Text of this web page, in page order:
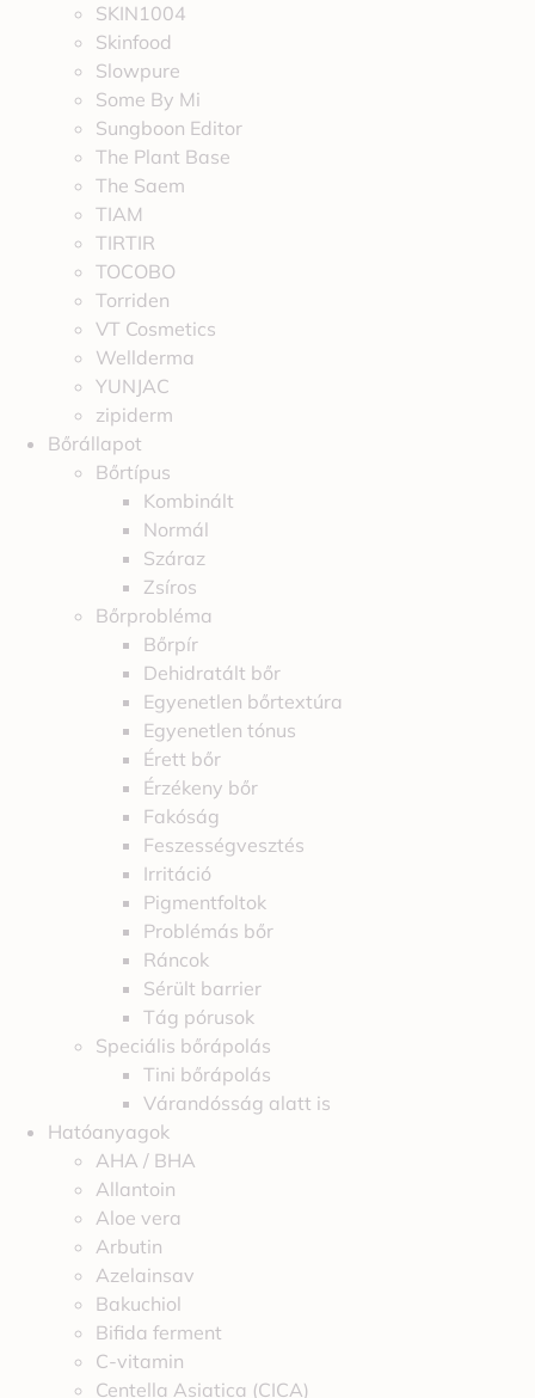
SKIN1004
Skinfood
Slowpure
Some By Mi
Sungboon Editor
The Plant Base
The Saem
TIAM
TIRTIR
TOCOBO
Torriden
VT Cosmetics
Wellderma
YUNJAC
zipiderm
Bőrállapot
Bőrtípus
Kombinált
Normál
Száraz
Zsíros
Bőrprobléma
Bőrpír
Dehidratált bőr
Egyenetlen bőrtextúra
Egyenetlen tónus
Érett bőr
Érzékeny bőr
Fakóság
Feszességvesztés
Irritáció
Pigmentfoltok
Problémás bőr
Ráncok
Sérült barrier
Tág pórusok
Speciális bőrápolás
Tini bőrápolás
Várandósság alatt is
Hatóanyagok
AHA / BHA
Allantoin
Aloe vera
Arbutin
Azelainsav
Bakuchiol
Bifida ferment
C-vitamin
Centella Asiatica (CICA)